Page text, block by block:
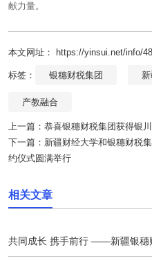
献力量。
本文网址： https://yinsui.net/info/
标签： 银穗财税集团
产教融合
上一篇： 恭喜银穗财税集团获得银
下一篇： 新疆财经大学和银穗财税
约仪式圆满举行
相关文章
共同成长 携手前行 ——新疆银穗财税服务集团董事长